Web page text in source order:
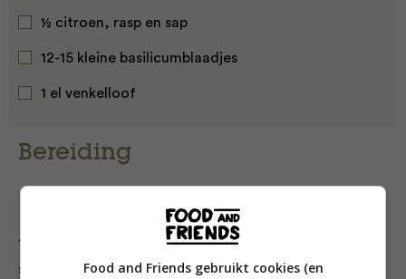
½ citroen, rasp en sap
12-15 kleine basilicumblaadjes
1 el venkelloof
Bereiding
1. Kook de aardappelen in de schil in gezouten water
samen met de tijm, rozemarijn en 2 teentjes knoflook
Food and Friends gebruikt cookies (en